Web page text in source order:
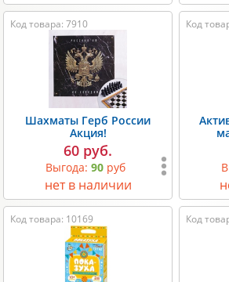
Код товара: 7910
Шахматы Герб России
Акция!
60 руб.
Выгода:90 руб
нет в наличии
Код
Код товара: 10169 Код